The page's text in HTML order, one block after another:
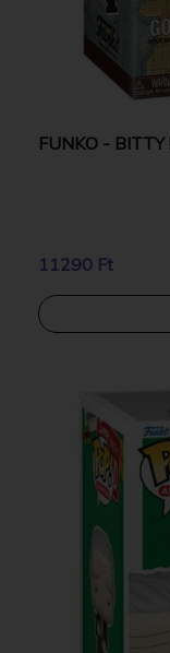
FUNKO - BITTY
11290 Ft